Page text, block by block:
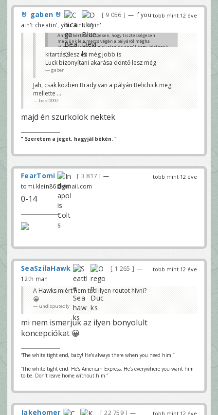
több mint 12 éve
🤘 gaben 🤘 9 056
— If you
ain't cheatin', you ain't tryin'
Annyit kértem összesen, hogy tisztességesen
menjünk le a meccs végén a pályáról mégha
kikapunk is.Az eddigiek alapján ez túl nagy kérésnek
bizonyult...
bobi0092
kitartás, lesz ez még jobb is
Luck bizonyítani akarása döntő lesz még
gaben
Jah, csak közben Brady van a pályán Belichick meg
mellette ...
bobi0092
majd én szurkolok nektek
" Szeretem a jeget, hagyjál békén. "
több mint 12 éve
FearTomi 3 817
—
tomi.klein86@gmail.com
0-14
több mint 12 éve
SeaSzilaHawk 1 265
—
12th man
A Hawks miért nem tud ilyen routot hívni?
😀
undisputedly
mi nem ismerjük az ilyen bonyolult
koncepciókat 😀
“The white tight end, baby! He’s always there when you need him.”
“The white tight end. He’s American Express. He’s everywhere you want him
to be. Don’t leave home without him.”
több mint 12 éve
Jakehomer 22 759 —